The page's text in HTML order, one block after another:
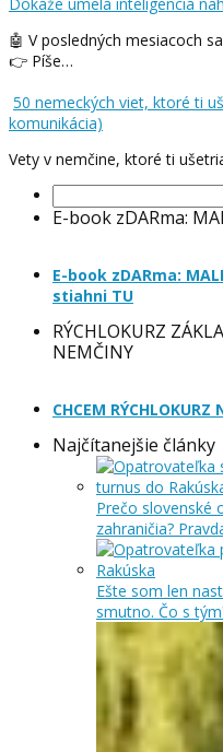
Dokáže umelá inteligencia
🤖 V posledných mesiacoch
👉 Píše…
50 nemeckých viet, ktoré ti
komunikácia)
Vety v nemčine, ktoré ti
E-book zDARma:
E-book zDARma:
stiahni TU
RÝCHLOKURZ
NEMČINY
CHCEM RÝCHLOKURZ
Najčítanejšie články
Prečo slovenské
zahraničia?
Ešte som len
smutno. Čo s